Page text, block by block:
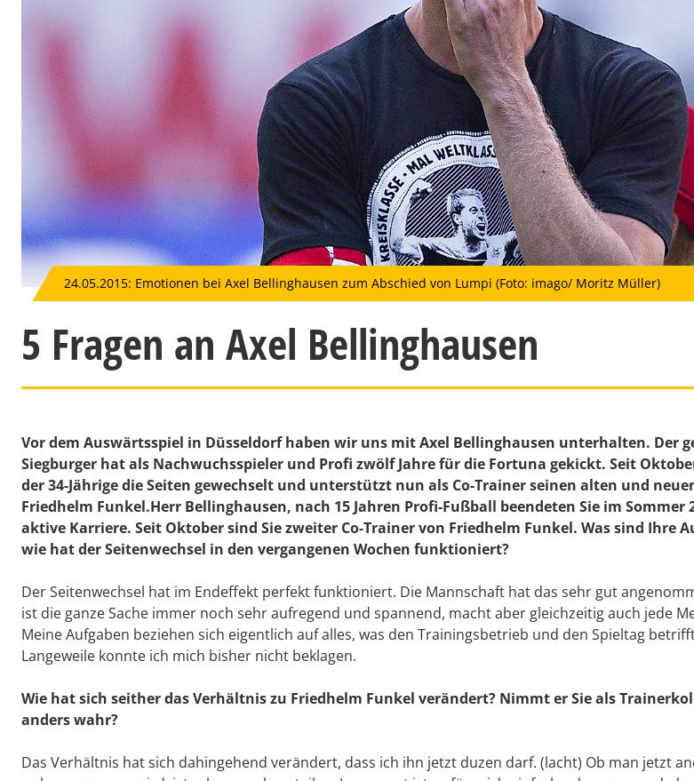
24.05.2015: Emotionen bei Axel Bellinghausen zum Abschied von Lumpi (Foto: imago/ Moritz Müller)
5 Fragen an Axel Bellinghausen
Vor dem Auswärtsspiel in Düsseldorf haben wir uns mitAxel Bellinghausen unterhalten. Der
Siegburger hat als Nachwuchsspieler und Profi zwölf Jahre für die Fortuna gekickt. Seit
der 34-Jährige die Seiten gewechselt und unterstützt nun als Co-Trainer seinen alten und
Friedhelm Funkel.Herr Bellinghausen, nach 15 Jahren Profi-Fußball beendeten Sie im Sommer
aktive Karriere. Seit Oktober sind Sie zweiter Co-Trainer von Friedhelm Funkel. Was sind Ihre
wie hat der Seitenwechsel in den vergangenen Wochen funktioniert?
Der Seitenwechsel hat im Endeffekt perfekt funktioniert. Die Mannschaft hat das sehr gut
ist die ganze Sache immer noch sehr aufregend und spannend, macht aber gleichzeitig auch jede
Meine Aufgaben beziehen sich eigentlich auf alles, was den Trainingsbetrieb und den Spieltag
Langeweile konnte ich mich bisher nicht beklagen.
Wie hat sich seither das Verhältnis zu Friedhelm Funkel verändert? Nimmt er Sie als
anders wahr?
Das Verhältnis hat sich dahingehend verändert, dass ich ihn jetzt duzen darf. (lacht) Ob man jetzt